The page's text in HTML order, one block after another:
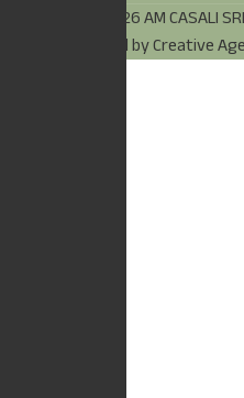
© Copyright 2026 AM CASALI
(MI) – Powered byCreative